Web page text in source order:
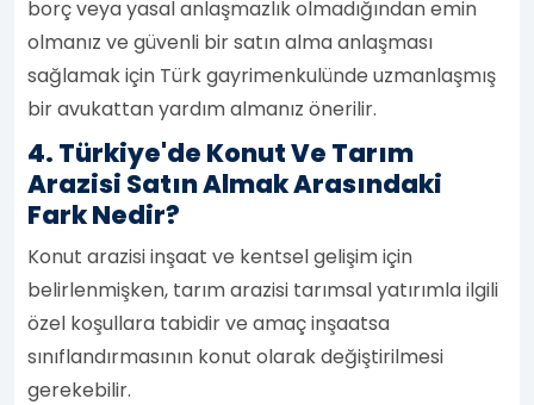
borç veya yasal anlaşmazlık olmadığından emin
olmanız ve güvenli bir satın alma anlaşması
sağlamak için Türk gayrimenkulünde uzmanlaşmış
bir avukattan yardım almanız önerilir.
4. Türkiye'de Konut Ve Tarım
Arazisi Satın Almak Arasındaki
Fark Nedir?
Konut arazisi inşaat ve kentsel gelişim için
belirlenmişken, tarım arazisi tarımsal yatırımla ilgili
özel koşullara tabidir ve amaç inşaatsa
sınıflandırmasının konut olarak değiştirilmesi
gerekebilir.